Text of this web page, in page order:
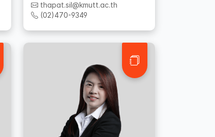
thapat.sil@kmutt.ac.th
(02)470-9349